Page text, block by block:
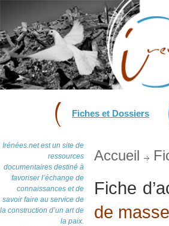
Fiches et Dossiers
Irénées.net est un site de
ressources
documentaires destiné à
favoriser l’échange de
connaissances et de
savoir faire au service de
la construction d’un art de
la paix.
Accueil
Fiche
de masse